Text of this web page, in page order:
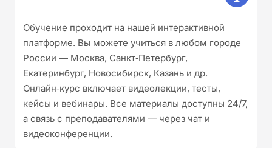
Обучение проходит на нашей интерактивной
платформе. Вы можете учиться в любом городе
России — Москва, Санкт‑Петербург,
Екатеринбург, Новосибирск, Казань и др.
Онлайн‑курс включает видеолекции, тесты,
кейсы и вебинары. Все материалы доступны 24/7,
а связь с преподавателями — через чат и
видеоконференции.